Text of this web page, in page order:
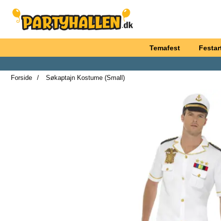
Startside for Partyhallen AB
Temafest
Forside
Søkaptajn Kostume (Small)